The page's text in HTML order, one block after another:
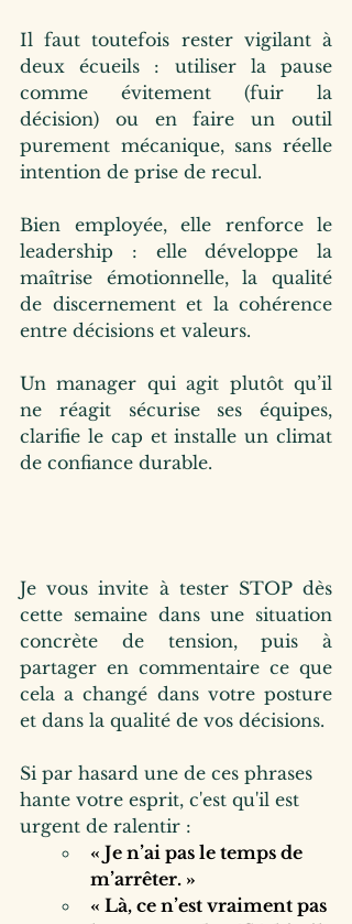
Il faut toutefois rester vigilant à
deux écueils : utiliser la pause
comme évitement (fuir la
décision) ou en faire un outil
purement mécanique, sans réelle
intention de prise de recul.
Bien employée, elle renforce le
leadership : elle développe la
maîtrise émotionnelle, la qualité
de discernement et la cohérence
entre décisions et valeurs.
Un manager qui agit plutôt qu’il
ne réagit sécurise ses équipes,
clarifie le cap et installe un climat
de confiance durable.
Je vous invite à tester STOP dès
cette semaine dans une situation
concrète de tension, puis à
partager en commentaire ce que
cela a changé dans votre posture
et dans la qualité de vos décisions.
Si par hasard une de ces phrases
hante votre esprit, c'est qu'il est
urgent de ralentir :
« Je n’ai pas le temps de
m’arrêter. »
« Là, ce n’est vraiment pas